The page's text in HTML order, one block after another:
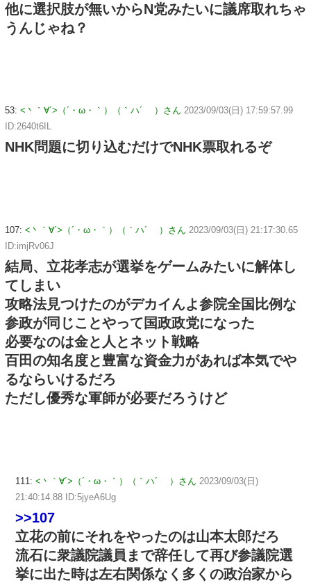
他に選択肢が無いからN党みたいに議席取れちゃ
うんじゃね？
53: <丶｀∀´>（´・ω・｀）（｀ハ´ ）さん 2023/09/03(日) 17:59:57.99
ID:2640t6IL
NHK問題に切り込むだけでNHK票取れるぞ
107: <丶｀∀´>（´・ω・｀）（｀ハ´ ）さん 2023/09/03(日) 21:17:30.65
ID:imjRv06J
結局、立花孝志が選挙をゲームみたいに解体し
てしまい
攻略法見つけたのがデカイんよ参院全国比例な
参政が同じことやって国政政党になった
必要なのは金と人とネット戦略
百田の知名度と豊富な資金力があれば本気でや
るならいけるだろ
ただし優秀な軍師が必要だろうけど
111: <丶｀∀´>（´・ω・｀）（｀ハ´ ）さん 2023/09/03(日)
21:40:14.88 ID:5jyeA6Ug
>>107
立花の前にそれをやったのは山本太郎だろ
流石に衆議院議員まで辞任して再び参議院選
挙に出た時は左右関係なく多くの政治家から